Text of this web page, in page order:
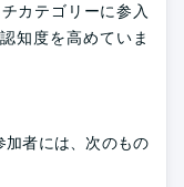
カテゴリーに参入
知度を高めていま
加者には、次のもの